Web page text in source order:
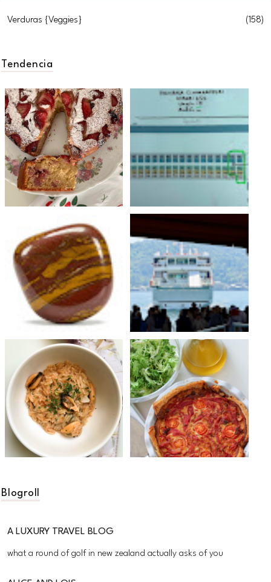
Verduras {Veggies} (158)
Tendencia
Blogroll
A LUXURY TRAVEL BLOG
what a round of golf in new zealand actually asks of you